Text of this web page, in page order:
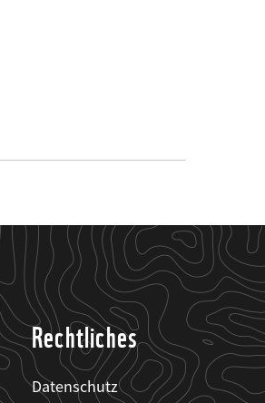
Rechtliches
Datenschutz